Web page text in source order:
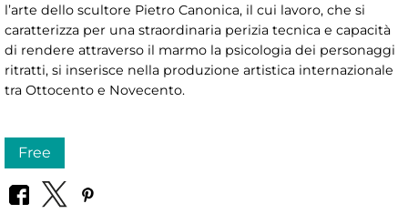
l’arte dello scultore Pietro Canonica, il cui lavoro, che si
caratterizza per una straordinaria perizia tecnica e capacità
di rendere attraverso il marmo la psicologia dei personaggi
ritratti, si inserisce nella produzione artistica internazionale
tra Ottocento e Novecento.
Free